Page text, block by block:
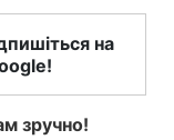
на
зручно!